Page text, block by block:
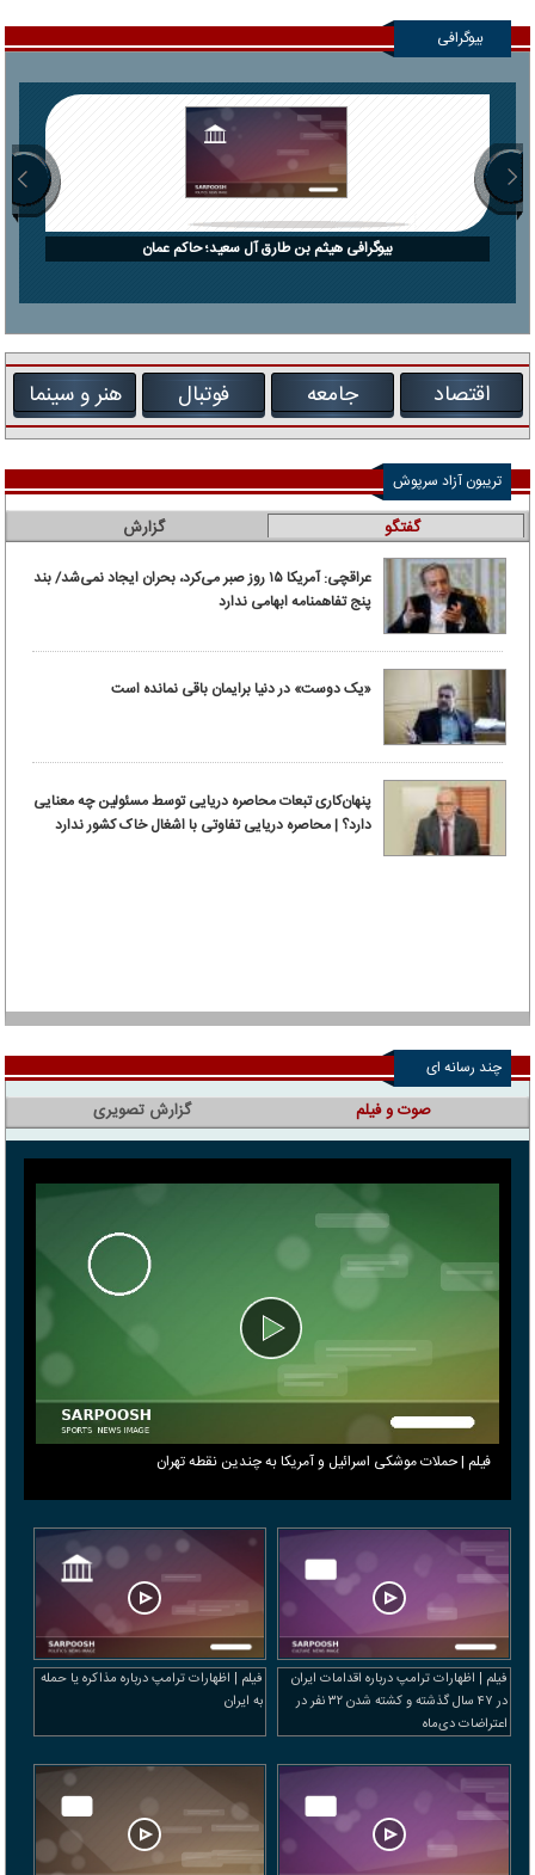
بیوگرافی
بیوگرافی هیثم بن طارق آل سعید؛ حاکم عمان
اقتصاد جامعه فوتبال هنر و سینما
تریبون آزاد سرپوش
گفتگو گزارش
عراقچی: آمریکا ۱۵ روز صبر می‌کرد، بحران ایجاد نمی‌شد/ بند
پنج تفاهمنامه ابهامی ندارد
«یک دوست» در دنیا برایمان باقی نمانده است
پنهان‌کاری تبعات محاصره دریایی توسط مسئولین چه معنایی
دارد؟ | محاصره دریایی تفاوتی با اشغال خاک کشور ندارد
چند رسانه ای
صوت و فیلم
فیلم | حملات موشکی اسرائیل و آمریکا به چندین نقطه تهران
فیلم | اظهارات ترامپ درباره اقدامات ایران
در ۴۷ سال گذشته و کشته شدن ۳۲ نفر در
اعتراضات دی‌ماه
فیلم | اظهارات ترامپ درباره مذاکره یا حمله
به ایران
گزارش تصویری